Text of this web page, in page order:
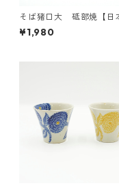
そば猪口大 砥部焼【日
製】
¥1,980